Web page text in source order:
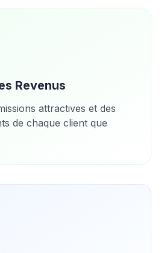
Revenus
attractives et des
de chaque client que